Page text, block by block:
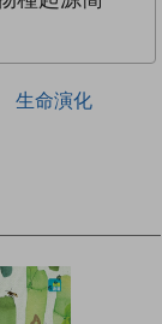
生命演化